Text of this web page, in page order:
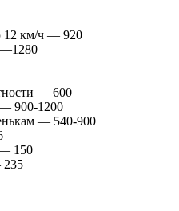
12 км/ч — 920
—1280
— 600
— 900-1200
— 540-900
150